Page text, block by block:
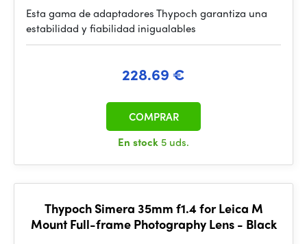
Esta gama de adaptadores Thypoch garantiza una
estabilidad y fiabilidad inigualables
228.69 €
En stock 5 uds.
COMPRAR
Thypoch Simera 35mm f1.4 for Leica M
Mount Full-frame Photography Lens - Black